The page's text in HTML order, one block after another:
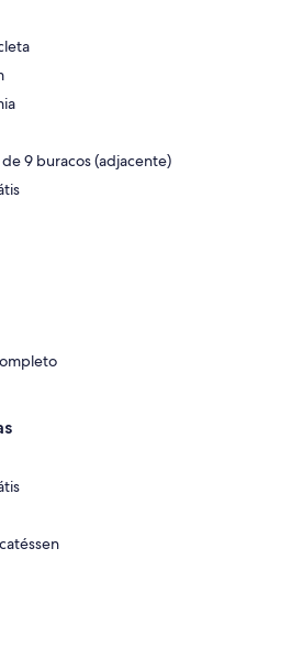
9 buracos (adjacente)